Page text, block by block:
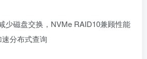
少磁盘交换，NVMe RAID10兼顾性能
分布式查询